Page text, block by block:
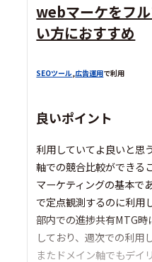
webマーケをフ
い方におすすめ
SEOツール ,広告運用で利用
良いポイント
利用していてよ良いと思
軸での競合比較ができる
マーケティングの基本で
で定点観測するのに利用
部内での進捗共有MTG
しており、週次での利用
またドメイン軸でもデイ